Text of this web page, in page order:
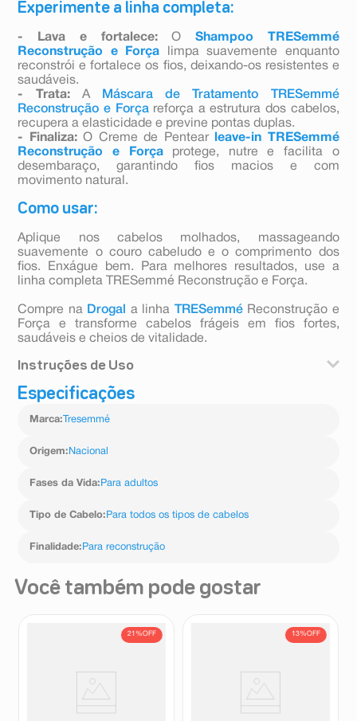
Experimente a linha completa:
- Lava e fortalece:O Shampoo TRESemmé
Reconstrução e Força
limpa suavemente enquanto
reconstrói e fortalece os fios, deixando-os resistentes e
saudáveis.
- Trata: A
Máscara de Tratamento TRESemmé
Reconstrução e Forçareforça a estrutura dos cabelos,
recupera a elasticidade e previne pontas duplas.
- Finaliza:O Creme de Pentearleave-in TRESemmé
Reconstrução e Força
protege, nutre e facilita o
desembaraço, garantindo fios macios e com
movimento natural.
Como usar:
Aplique nos cabelos molhados, massageando
suavemente o couro cabeludo e o comprimento dos
fios. Enxágue bem. Para melhores resultados, use a
linha completa TRESemmé Reconstrução e Força.
Compre na Drogal a linha TRESemmé Reconstrução e
Força e transforme cabelos frágeis em fios fortes,
saudáveis e cheios de vitalidade.
Instruções de Uso
Aplique nos cabelos molhados, massageando
fios. Enxágue bem. Para melhores resultados, use a
Especificações
Marca: Tresemmé
Origem: Nacional
Fases da Vida: Para adultos
Tipo de Cabelo: Para todos os tipos de cabelos
Finalidade: Para reconstrução
Você também pode gostar
21%OFF 13%OFF